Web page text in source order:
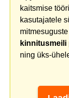
kaitsmise
kasutajatele
kinnitusmeili
ning üks-